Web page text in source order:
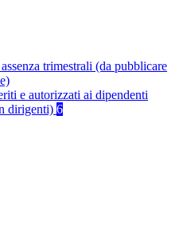
trimestrali (da pubblicare
e autorizzati ai dipendenti
dirigenti) 6